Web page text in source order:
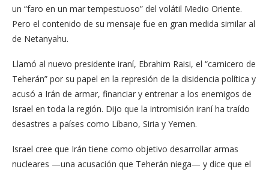
un “faro en un mar tempestuoso” del volátil Medio Oriente.
Pero el contenido de su mensaje fue en gran medida similar al
de Netanyahu.
Llamó al nuevo presidente iraní, Ebrahim Raisi, el “carnicero de
Teherán” por su papel en la represión de la disidencia política y
acusó a Irán de armar, financiar y entrenar a los enemigos de
Israel en toda la región. Dijo que la intromisión iraní ha traído
desastres a países como Líbano, Siria y Yemen.
Israel cree que Irán tiene como objetivo desarrollar armas
nucleares —una acusación que Teherán niega— y dice que el